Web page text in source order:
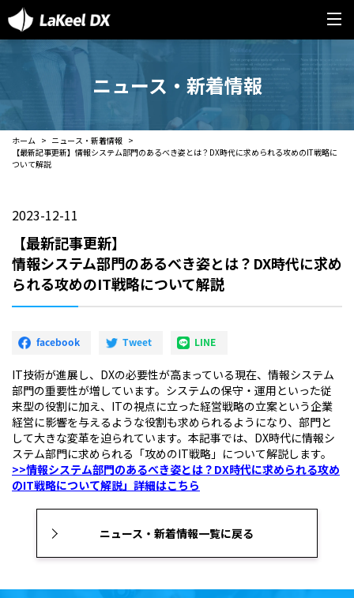
ニュース・新着情報
ホーム
ニュース・新着情報
【最新記事更新】情報システム部門のあるべき姿とは？DX時代に求められる攻めのIT戦略に
ついて解説
2023-12-11
【最新記事更新】
情報システム部門のあるべき姿とは？DX時代に求め
られる攻めのIT戦略について解説
IT技術が進展し、DXの必要性が高まっている現在、情報システム
部門の重要性が増しています。システムの保守・運用といった従
来型の役割に加え、ITの視点に立った経営戦略の立案という企業
経営に影響を与えるような役割も求められるようになり、部門と
して大きな変革を迫られています。本記事では、DX時代に情報シ
ステム部門に求められる「攻めのIT戦略」について解説します。
>>情報システム部門のあるべき姿とは？DX時代に求められる攻め
のIT戦略について解説」詳細はこちら
ニュース・新着情報一覧に戻る